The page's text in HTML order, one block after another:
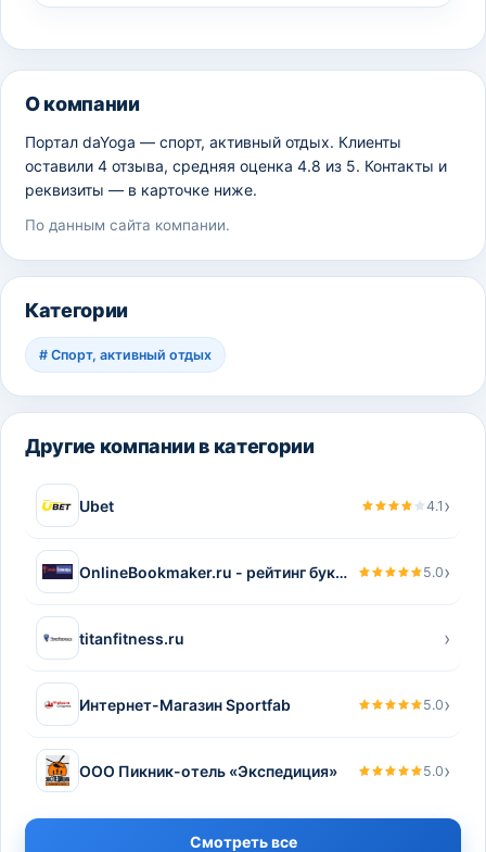
О компании
Портал daYoga — спорт, активный отдых. Клиенты
оставили 4 отзыва, средняя оценка 4.8 из 5. Контакты и
реквизиты — в карточке ниже.
По данным сайта компании.
Категории
# Спорт, активный отдых
Другие компании в категории
Ubet 4.1 ›
OnlineBookmaker.ru - рейтинг букмекерских контор России 5.0›
titanfitness.ru ›
Интернет-Магазин Sportfab 5.0›
ООО Пикник-отель «Экспедиция» 5.0›
Смотреть все